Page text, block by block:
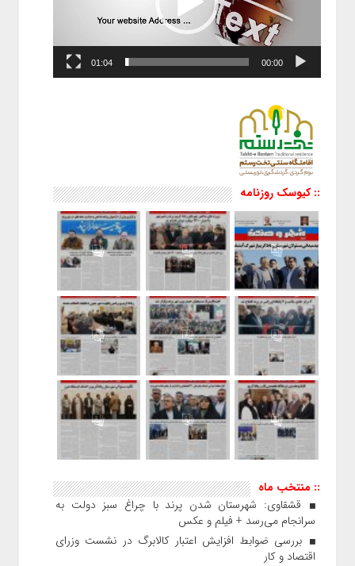
00:00
01:04
:: کیوسک روزنامه
:: منتخب ماه
قشقاوی: شهرستان شدن پرند با چراغ سبز دولت به
سرانجام می‌رسد + فیلم و عکس
بررسی ضوابط افزایش اعتبار کالابرگ در نشست وزرای
اقتصاد و کار